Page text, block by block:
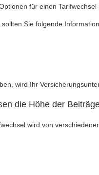
für einen
Sie folgende
wird Ihr
die Höhe der
wird von